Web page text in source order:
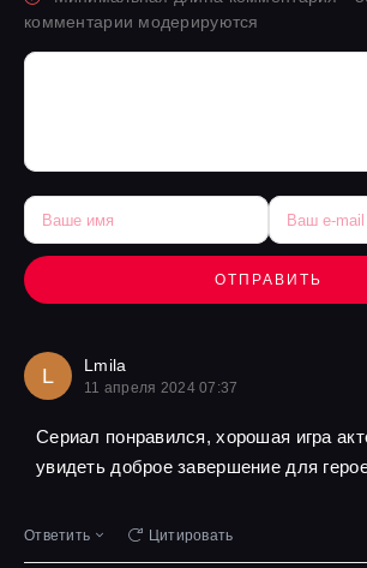
комментарии модерируются
ОТПРАВИТЬ
L Lmila
11 апреля 2024 07:37
Сериал понравился, хорошая игра
увидеть доброе завершение для
Ответить Цитировать